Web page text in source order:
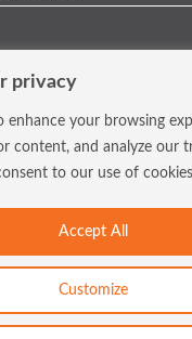
privacy
enhance your browsing
content, and analyze our
to our use of
Customize
Accept All
Leveringsbetingelser
i feltet.
rettigheder